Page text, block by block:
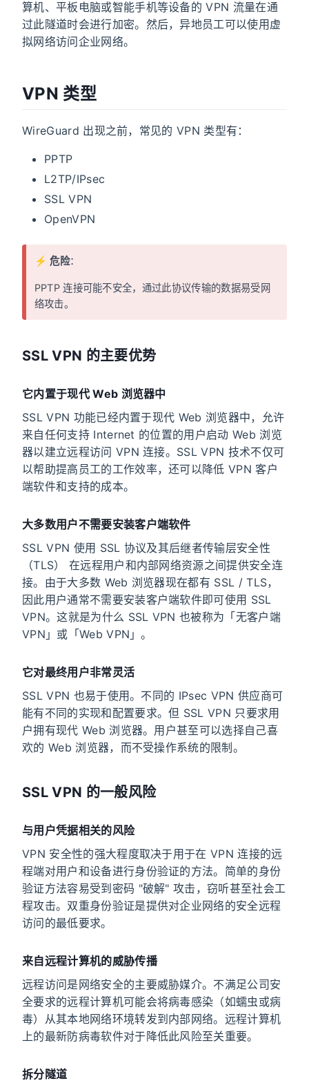
算机、平板电脑或智能手机等设备的 VPN 流量在通
过此隧道时会进行加密。然后，异地员工可以使用虚
拟网络访问企业网络。
VPN 类型
WireGuard 出现之前，常见的 VPN 类型有：
PPTP
L2TP/IPsec
SSL VPN
OpenVPN
⚡️危险：
PPTP 连接可能不安全，通过此协议传输的数据易受网
络攻击。
SSL VPN 的主要优势
它内置于现代 Web 浏览器中
SSL VPN 功能已经内置于现代 Web 浏览器中，允许
来自任何支持 Internet 的位置的用户启动 Web 浏览
器以建立远程访问 VPN 连接。SSL VPN 技术不仅可
以帮助提高员工的工作效率，还可以降低 VPN 客户
端软件和支持的成本。
大多数用户不需要安装客户端软件
SSL VPN 使用 SSL 协议及其后继者传输层安全性
（TLS） 在远程用户和内部网络资源之间提供安全连
接。由于大多数 Web 浏览器现在都有 SSL / TLS，
因此用户通常不需要安装客户端软件即可使用 SSL
VPN。这就是为什么 SSL VPN 也被称为「无客户端
VPN」或「Web VPN」。
它对最终用户非常灵活
SSL VPN 也易于使用。不同的 IPsec VPN 供应商可
能有不同的实现和配置要求。但 SSL VPN 只要求用
户拥有现代 Web 浏览器。用户甚至可以选择自己喜
欢的 Web 浏览器，而不受操作系统的限制。
SSL VPN 的一般风险
与用户凭据相关的风险
VPN 安全性的强大程度取决于用于在 VPN 连接的远
程端对用户和设备进行身份验证的方法。简单的身份
验证方法容易受到密码 "破解" 攻击，窃听甚至社会工
程攻击。双重身份验证是提供对企业网络的安全远程
访问的最低要求。
来自远程计算机的威胁传播
远程访问是网络安全的主要威胁媒介。不满足公司安
全要求的远程计算机可能会将病毒感染（如蠕虫或病
毒）从其本地网络环境转发到内部网络。远程计算机
上的最新防病毒软件对于降低此风险至关重要。
拆分隧道